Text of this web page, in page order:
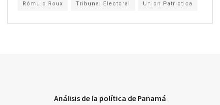
Rómulo Roux Tribunal Electoral Union Patriotica
Análisis de la política de Panamá